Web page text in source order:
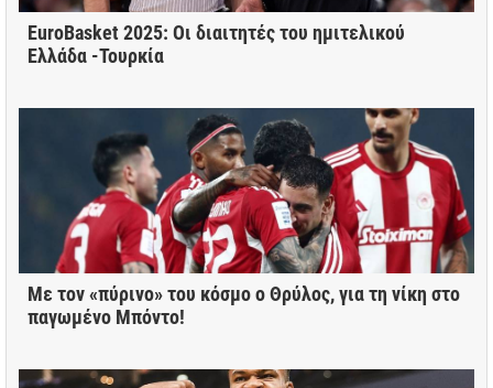
EuroBasket 2025: Οι διαιτητές του ημιτελικού
Ελλάδα -Τουρκία
Με τον «πύρινο» του κόσμο ο Θρύλος, για τη νίκη στο
παγωμένο Μπόντο!